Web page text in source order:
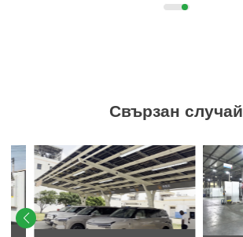
Свързан случай